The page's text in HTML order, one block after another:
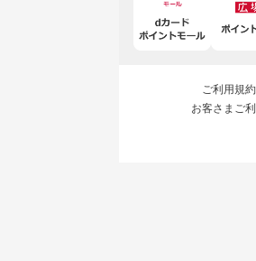
ご利用規約
お客さまご